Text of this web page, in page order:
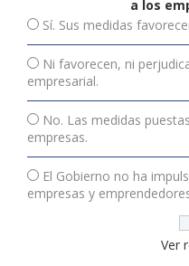
a los
Sí. Sus medidas
Ni favorecen, ni
empresarial.
No. Las medidas
empresas.
El Gobierno no ha
empresas y
Ver